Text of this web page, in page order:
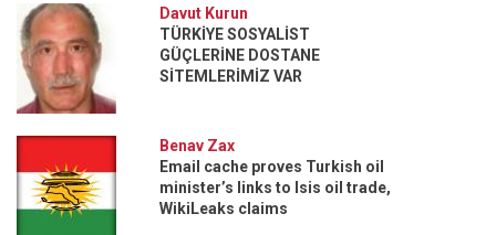
Davut Kurun
TÜRKİYE SOSYALİST
GÜÇLERİNE DOSTANE
SİTEMLERİMİZ VAR
Benav Zax
Email cache proves Turkish oil
minister’s links to Isis oil trade,
WikiLeaks claims